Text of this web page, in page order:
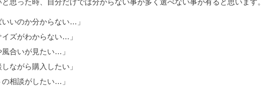
思った時、自分だけでは分からない事が多く選べない事が有ると思います。
いいのか分からない…」
イズがわからない…」
風合いが見たい…」
ながら購入したい」
の相談がしたい…」